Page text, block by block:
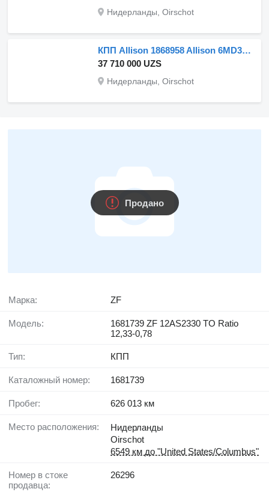
Нидерланды, Oirschot
КПП Allison 1868958 Allison 6MD3200 Ratio 3,49-0,65 Including ECU для грузовика DAF CF
37 710 000 UZS
Нидерланды, Oirschot
Продано
Марка: ZF
Модель:
1681739 ZF 12AS2330 TO Ratio
12,33-0,78
Тип: КПП
Каталожный номер: 1681739
Пробег: 626 013 км
Место расположения:
Нидерланды
Oirschot
6549 км до "United States/Columbus"
Номер в стоке
продавца:
26296